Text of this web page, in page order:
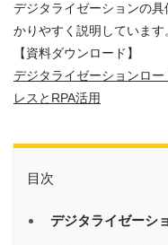
デジタライゼーションの
かりやすく説明しています
【資料ダウンロード】
デジタライゼーションロ
レスとRPA活用
目次
デジタライゼーシ